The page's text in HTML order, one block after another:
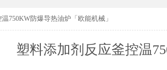
750KW防爆导热油炉「欧能机械」
塑料添加剂反应釜控温